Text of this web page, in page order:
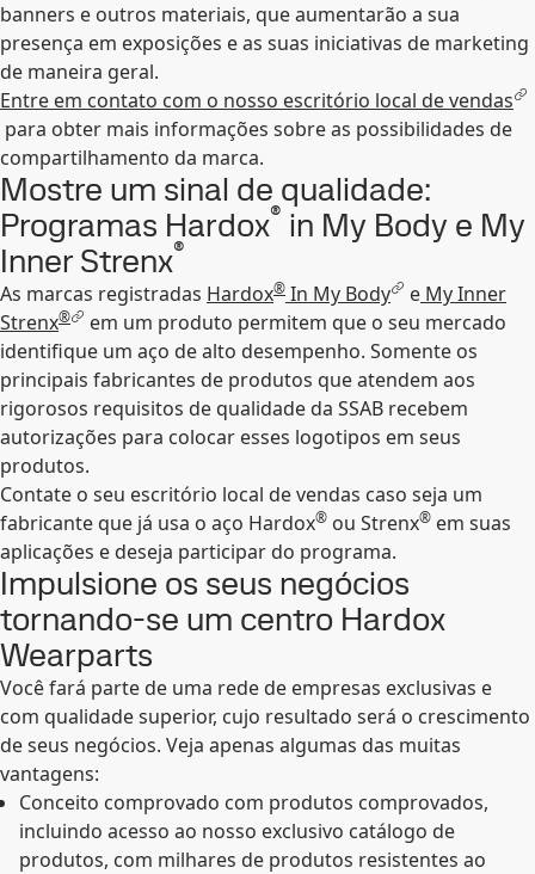
banners e outros materiais, que aumentarão a sua
presença em exposições e as suas iniciativas de marketing
de maneira geral.
Entre em contato com o nosso escritório local de vendas
para obter mais informações sobre as possibilidades de
compartilhamento da marca.
Mostre um sinal de qualidade:
Programas Hardox® in My Body e My
Inner Strenx®
As marcas registradas Hardox® In My Body e My Inner
Strenx®
em um produto permitem que o seu mercado
identifique um aço de alto desempenho. Somente os
principais fabricantes de produtos que atendem aos
rigorosos requisitos de qualidade da SSAB recebem
autorizações para colocar esses logotipos em seus
produtos.
Contate o seu escritório local de vendas caso seja um
fabricante que já usa o aço Hardox® ou Strenx® em suas
aplicações e deseja participar do programa.
Impulsione os seus negócios
tornando-se um centro Hardox
Wearparts
Você fará parte de uma rede de empresas exclusivas e
com qualidade superior, cujo resultado será o crescimento
de seus negócios. Veja apenas algumas das muitas
vantagens:
Conceito comprovado com produtos comprovados,
incluindo acesso ao nosso exclusivo catálogo de
produtos, com milhares de produtos resistentes ao